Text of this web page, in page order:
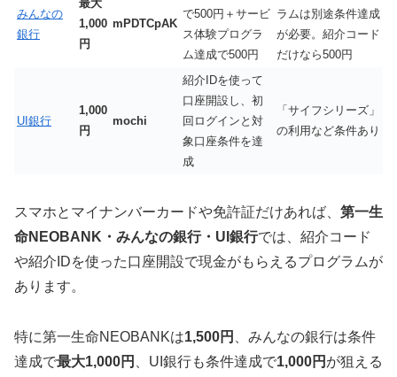
みんなの
銀行
最大
1,000
円
mPDTCpAK
で500円＋サービ
ス体験プログラ
ム達成で500円
ラムは別途条件達成
が必要。紹介コード
だけなら500円
UI銀行
1,000
円
mochi
紹介IDを使って
口座開設し、初
回ログインと対
象口座条件を達
成
「サイフシリーズ」
の利用など条件あり
スマホとマイナンバーカードや免許証だけあれば、 第一生
命NEOBANK・みんなの銀行・UI銀行では、紹介コード
や紹介IDを使った口座開設で現金がもらえるプログラムが
あります。
特に第一生命NEOBANKは1,500円
、みんなの銀行は条件
達成で最大1,000円 、UI銀行も条件達成で1,000円 が狙える